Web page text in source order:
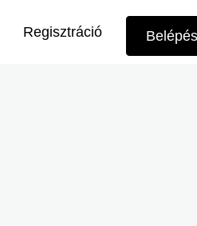
Felhasználói
Regisztráció Belépés